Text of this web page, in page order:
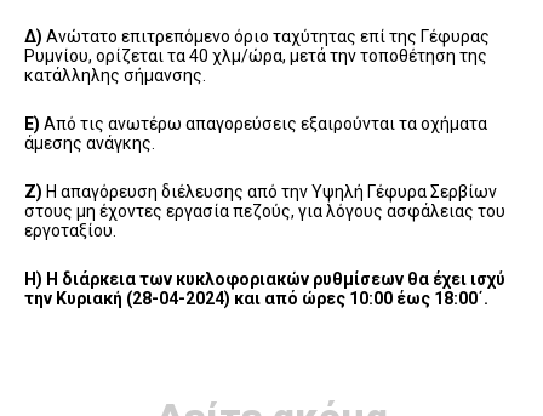
Δ) Ανώτατο επιτρεπόμενο όριο ταχύτητας επί της Γέφυρας
Ρυμνίου, ορίζεται τα 40 χλμ/ώρα, μετά την τοποθέτηση της
κατάλληλης σήμανσης.
Ε) Από τις ανωτέρω απαγορεύσεις εξαιρούνται τα οχήματα
άμεσης ανάγκης.
Ζ) Η απαγόρευση διέλευσης από την Υψηλή Γέφυρα Σερβίων
στους μη έχοντες εργασία πεζούς, για λόγους ασφάλειας του
εργοταξίου.
Η) Η διάρκεια των κυκλοφοριακών ρυθμίσεων θα έχει ισχύ
την Κυριακή (28-04-2024) και από ώρες 10:00 έως 18:00΄.